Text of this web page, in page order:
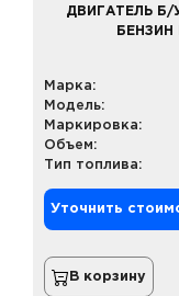
ДВИГАТЕЛЬ Б/У
БЕНЗИН
Марка:
Модель:
Маркировка:
Объем:
Тип топлива:
Уточнить
В корзину